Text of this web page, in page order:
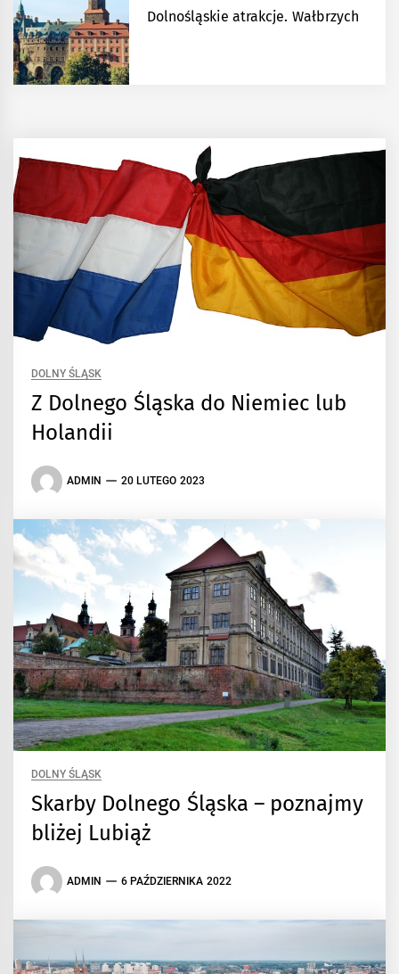
Dolnośląskie atrakcje. Wałbrzych
DOLNY ŚLĄSK
Z Dolnego Śląska do Niemiec lub
Holandii
ADMIN 20 LUTEGO 2023
DOLNY ŚLĄSK
Skarby Dolnego Śląska – poznajmy
bliżej Lubiąż
ADMIN 6 PAŹDZIERNIKA 2022